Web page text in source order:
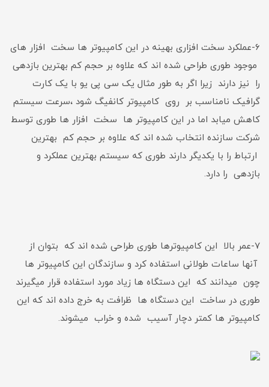
۶-عملکرد سخت افزاری بهینه در این کامپیوتر ها سخت افزار های
موجود طوری طراحی شده اند که علاوه بر حجم کم بهترین بازدهی
را نیز دارند زیرا اگر به طور مثال یک سی پی یو با یک کارت
گرافیک نامناسب بر روی کامپیوتر کانفیگ شود ،سرعت سیستم
کاهش میابد اما در این کامپیوتر ها سخت افزار ها طوری توسط
شرکت سازنده انتخاب شده اند که علاوه بر حجم کم بهترین
ارتباط را با یکدیگر دارند طوری که سیستم بهترین عملکرد و
بازدهی را دارد.
۷-عمر بالا این کامپیوترها طوری طراحی شده اند که بتوان از
آنها ساعات طولانی استفاده کرد و سازندگان این کامپیوتر ها
چون میدانند که این دستگاه ها زیاد مورد استفاده قرار میگیرند
طوری در ساخت این دستگاه ها ظرافت به خرج داده اند که این
کامپیوتر ها کمتر دچار آسیب شده و خراب میشوند.